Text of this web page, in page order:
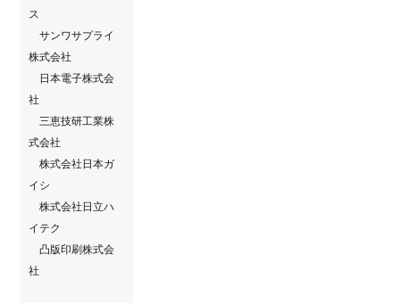
ス
サンワサプライ
株式会社
日本電子株式会
社
三恵技研工業株
式会社
株式会社日本ガ
イシ
株式会社日立ハ
イテク
凸版印刷株式会
社